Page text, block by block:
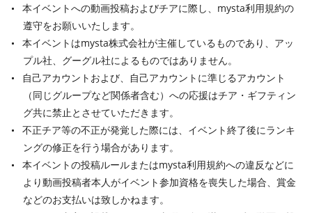
本イベントへの動画投稿およびチアに際し、mysta利用規約の
遵守をお願いいたします。
本イベントはmysta株式会社が主催しているものであり、アッ
プル社、グーグル社によるものではありません。
自己アカウントおよび、自己アカウントに準じるアカウント
（同じグループなど関係者含む）への応援はチア・ギフティン
グ共に禁止とさせていただきます。
不正チア等の不正が発覚した際には、イベント終了後にランキ
ングの修正を行う場合があります。
本イベントの投稿ルールまたはmysta利用規約への違反などに
より動画投稿者本人がイベント参加資格を喪失した場合、賞金
などのお支払いは致しかねます。